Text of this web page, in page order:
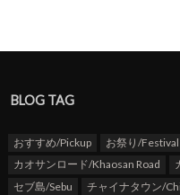
BLOG TAG
おすすめ/Pickup お祭り/Festival
カオサンロード/Khaosan Road
セブ島/Sebu
チャイナタウン/